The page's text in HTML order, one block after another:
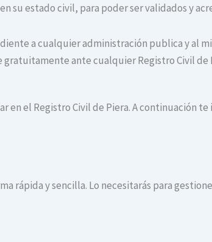
su estado civil, para poder ser validados y
a cualquier administración publica y al
ante cualquier Registro Civil de
el Registro Civil de Piera. A continuación
rápida y sencilla. Lo necesitarás para